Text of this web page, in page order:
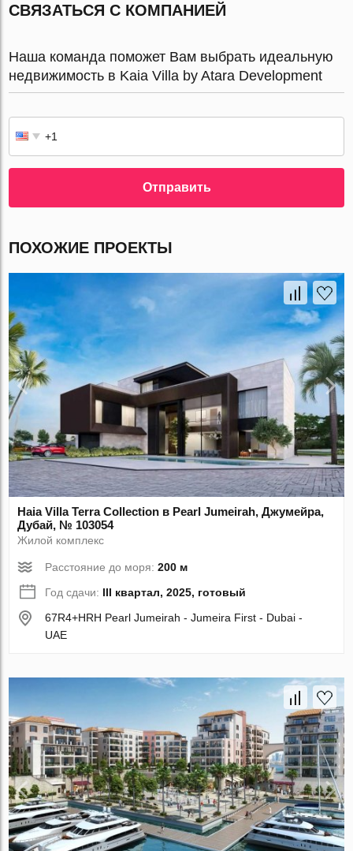
СВЯЗАТЬСЯ С КОМПАНИЕЙ
Наша команда поможет Вам выбрать идеальную
недвижимость в Kaia Villa by Atara Development
Отправить
ПОХОЖИЕ ПРОЕКТЫ
Haia Villa Terra Collection в Pearl Jumeirah, Джумейра,
Дубай, № 103054
Жилой комплекс
Расстояние до моря:200 м
Год сдачи: III квартал, 2025, готовый
67R4+HRH Pearl Jumeirah - Jumeira First - Dubai -
UAE